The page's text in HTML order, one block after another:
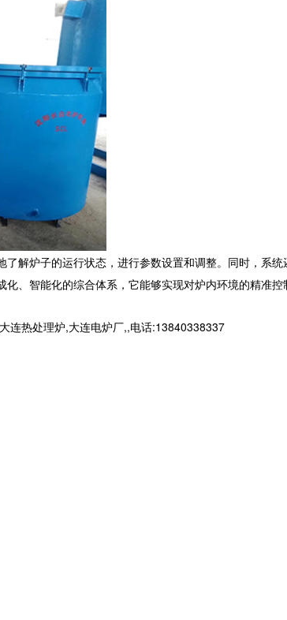
解炉子的运行状态，进行参数设置和调整。同时，系
、智能化的综合体系，它能够实现对炉内环境的精准
连热处理炉,大连电炉厂,,电话:13840338337